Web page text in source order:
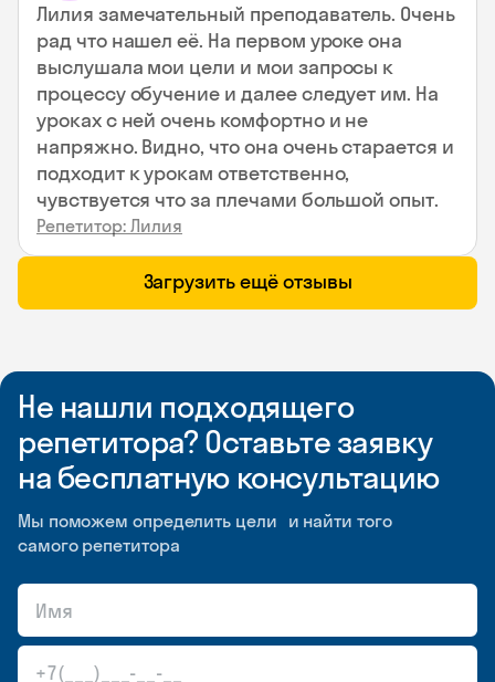
Лилия замечательный преподаватель. Очень
рад что нашел её. На первом уроке она
выслушала мои цели и мои запросы к
процессу обучение и далее следует им. На
уроках с ней очень комфортно и не
напряжно. Видно, что она очень старается и
подходит к урокам ответственно,
чувствуется что за плечами большой опыт.
Репетитор: Лилия
Загрузить ещё отзывы
Не нашли подходящего
репетитора? Оставьте заявку
на бесплатную консультацию
Мы поможем определить цели и найти того
самого репетитора